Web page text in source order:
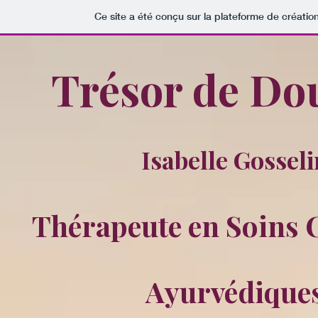
Ce site a été conçu sur la plateforme de
Trésor de
Isabelle
Thérapeute en Soins